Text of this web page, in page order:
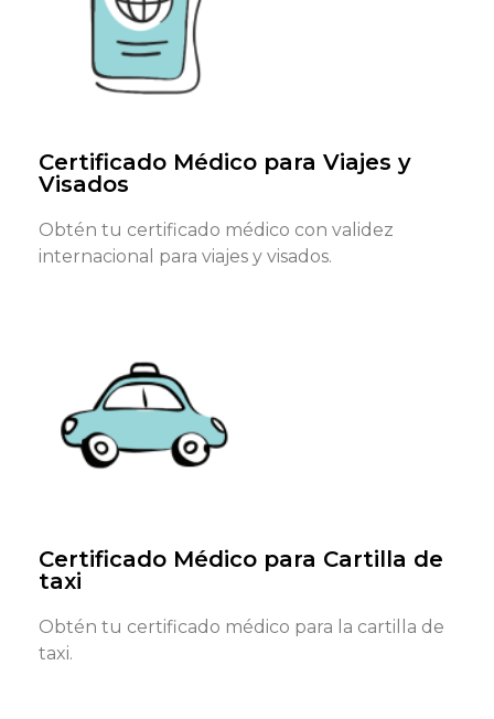
Certificado Médico para Viajes y
Visados
Obtén tu certificado médico con validez
internacional para viajes y visados.
¿Qué documentos necesitas?
DNI, NIE o pasaporte en vigor y formulario requerido
(tenemos formularios genéricos)
Reservar cita
Certificado Médico para Cartilla de
taxi
Obtén tu certificado médico para la cartilla de
taxi.
¿Qué documentos necesitas?
DNI, NIE o pasaporte en vigor y formulario requerido
Reservar cita